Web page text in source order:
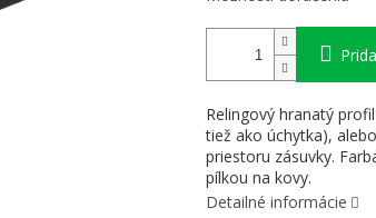
Relingový hranatý
tiež ako úchytka),
priestoru zásuvky.
pílkou na kovy.
Detailné informácie